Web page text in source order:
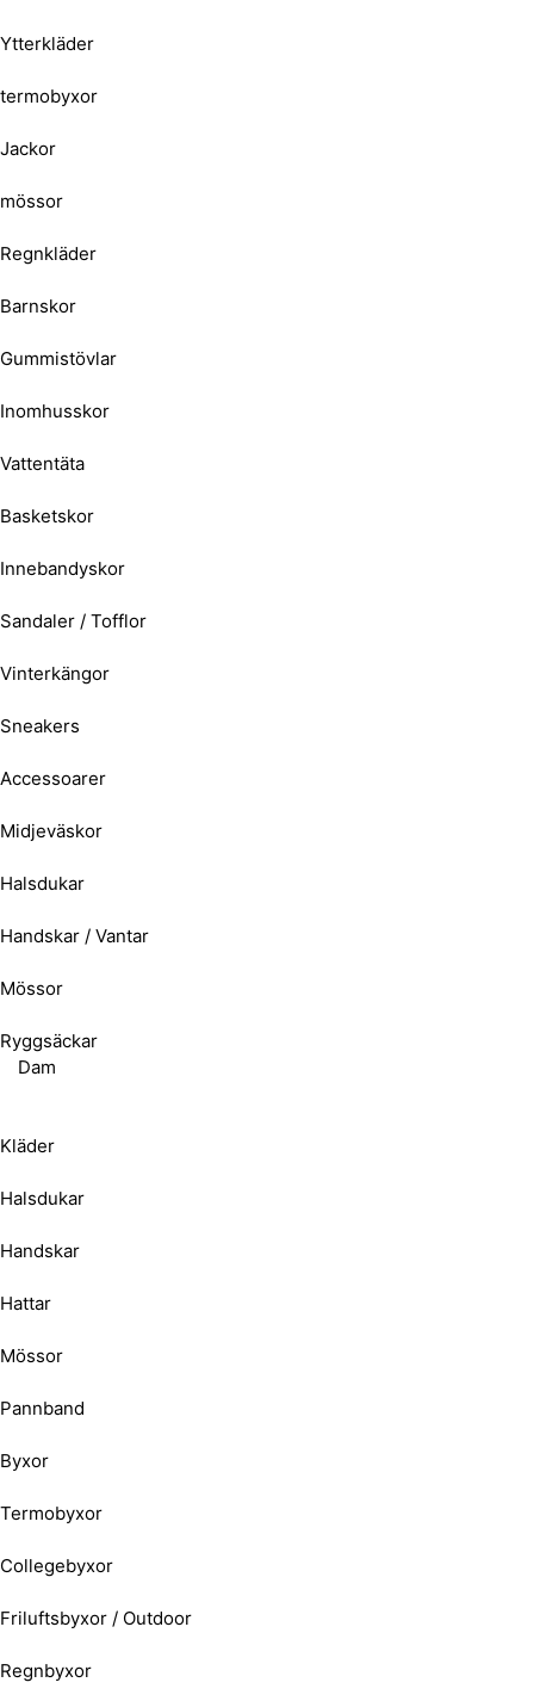
Ytterkläder
termobyxor
Jackor
mössor
Regnkläder
Barnskor
Gummistövlar
Inomhusskor
Vattentäta
Basketskor
Innebandyskor
Sandaler / Tofflor
Vinterkängor
Sneakers
Accessoarer
Midjeväskor
Halsdukar
Handskar / Vantar
Mössor
Ryggsäckar
Dam
Kläder
Halsdukar
Handskar
Hattar
Mössor
Pannband
Byxor
Termobyxor
Collegebyxor
Friluftsbyxor / Outdoor
Regnbyxor